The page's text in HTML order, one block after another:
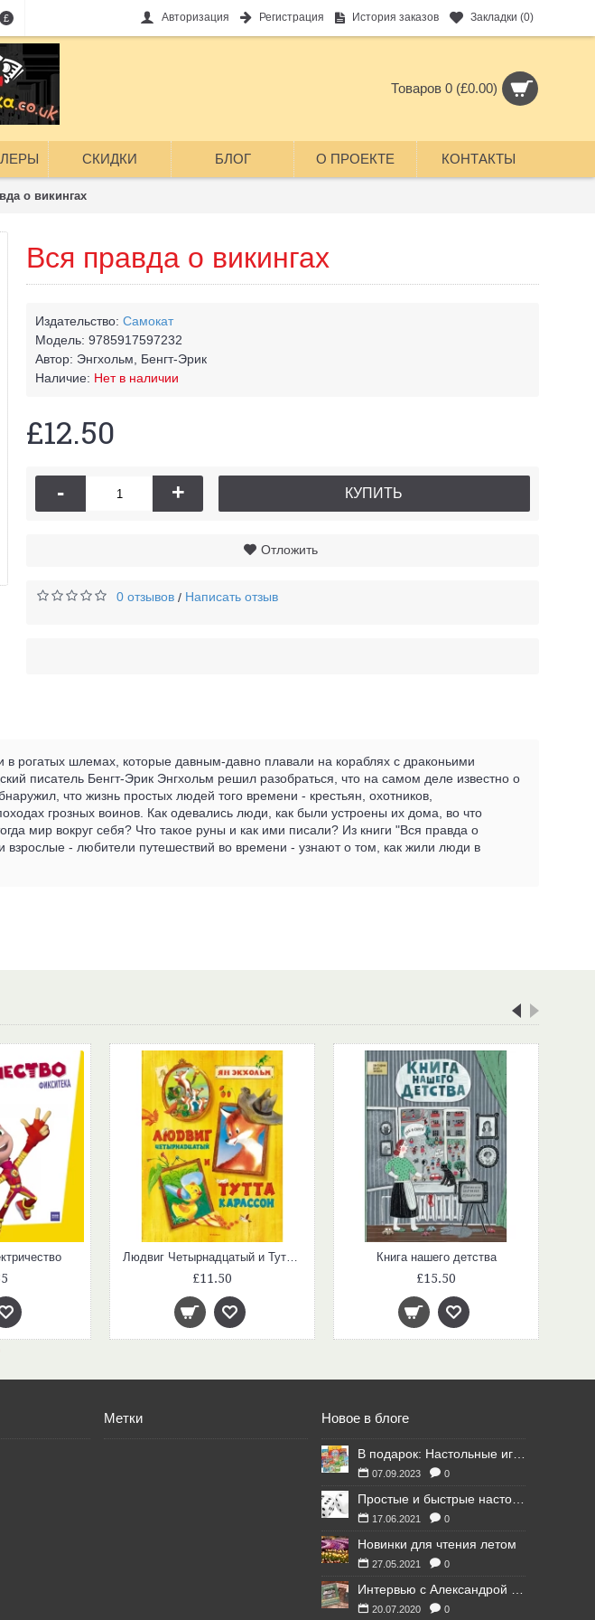
£ Авторизация Регистрация История заказов Закладки (0)
Товаров 0 (£0.00)
СКИДКИ БЛОГ О ПРОЕКТЕ КОНТАКТЫ
о викингах
Вся правда о викингах
Издательство: Самокат
Модель: 9785917597232
Автор: Энгхольм, Бенгт-Эрик
Наличие: Нет в наличии
£12.50
- + КУПИТЬ
Отложить
0 отзывов / Написать отзыв
в рогатых шлемах, которые давным-давно плавали на кораблях с драконьими
писатель Бенгт-Эрик Энгхольм решил разобраться, что на самом деле известно о
что жизнь простых людей того времени - крестьян, охотников,
грозных воинов. Как одевались люди, как были устроены их дома, во что
мир вокруг себя? Что такое руны и как ими писали? Из книги "Вся правда о
взрослые - любители путешествий во времени - узнают о том, как жили люди в
Людвиг Четырнадцатый и Тутта Карлссон
£11.50
Книга нашего детства
£15.50
Метки Новое в блоге
07.09.2023 0
17.06.2021 0
Новинки для чтения летом
27.05.2021 0
20.07.2020 0